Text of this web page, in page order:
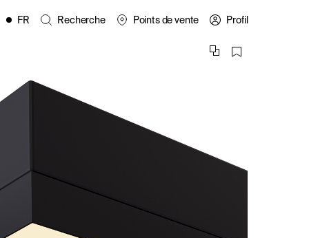
PL
FR Recherche Points de vente Profil